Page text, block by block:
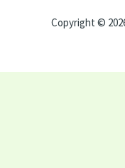
Copyright ©